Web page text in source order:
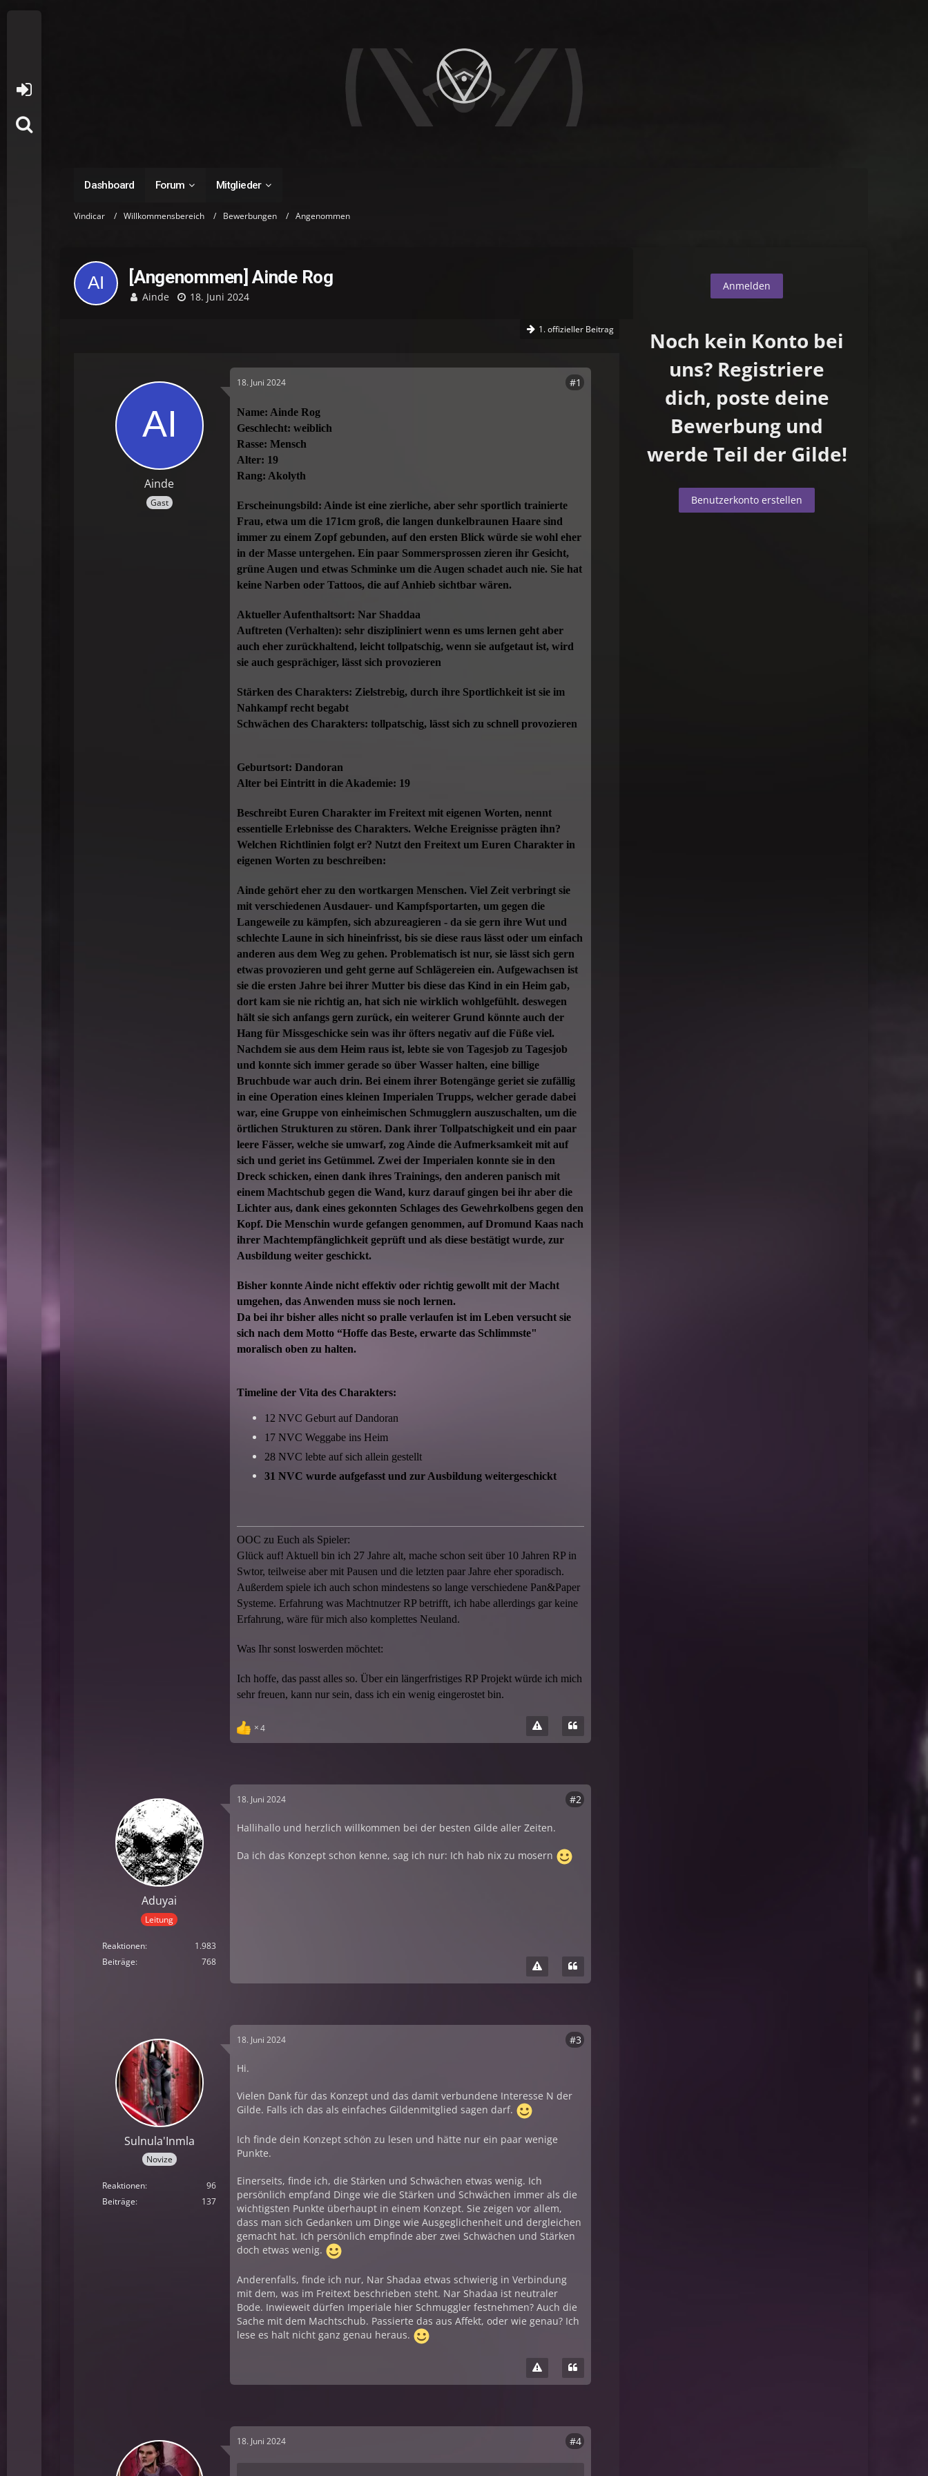
Dashboard Forum Mitglieder
Vindicar Willkommensbereich Bewerbungen Angenommen
[Angenommen] Ainde Rog
Ainde 18. Juni 2024
1. offizieller Beitrag
Ainde
Gast
18. Juni 2024 #1
Name: Ainde Rog
Geschlecht: weiblich
Rasse: Mensch
Alter: 19
Rang: Akolyth
Erscheinungsbild: Ainde ist eine zierliche, aber sehr sportlich trainierte
Frau, etwa um die 171cm groß, die langen dunkelbraunen Haare sind
immer zu einem Zopf gebunden, auf den ersten Blick würde sie wohl eher
in der Masse untergehen. Ein paar Sommersprossen zieren ihr Gesicht,
grüne Augen und etwas Schminke um die Augen schadet auch nie. Sie hat
keine Narben oder Tattoos, die auf Anhieb sichtbar wären.
Aktueller Aufenthaltsort: Nar Shaddaa
Auftreten (Verhalten): sehr diszipliniert wenn es ums lernen geht aber
auch eher zurückhaltend, leicht tollpatschig, wenn sie aufgetaut ist, wird
sie auch gesprächiger, lässt sich provozieren
Stärken des Charakters: Zielstrebig, durch ihre Sportlichkeit ist sie im
Nahkampf recht begabt
Schwächen des Charakters: tollpatschig, lässt sich zu schnell provozieren
Geburtsort: Dandoran
Alter bei Eintritt in die Akademie: 19
Beschreibt Euren Charakter im Freitext mit eigenen Worten, nennt
essentielle Erlebnisse des Charakters. Welche Ereignisse prägten ihn?
Welchen Richtlinien folgt er? Nutzt den Freitext um Euren Charakter in
eigenen Worten zu beschreiben:
Ainde gehört eher zu den wortkargen Menschen. Viel Zeit verbringt sie
mit verschiedenen Ausdauer- und Kampfsportarten, um gegen die
Langeweile zu kämpfen, sich abzureagieren - da sie gern ihre Wut und
schlechte Laune in sich hineinfrisst, bis sie diese raus lässt oder um einfach
anderen aus dem Weg zu gehen. Problematisch ist nur, sie lässt sich gern
etwas provozieren und geht gerne auf Schlägereien ein. Aufgewachsen ist
sie die ersten Jahre bei ihrer Mutter bis diese das Kind in ein Heim gab,
dort kam sie nie richtig an, hat sich nie wirklich wohlgefühlt. deswegen
hält sie sich anfangs gern zurück, ein weiterer Grund könnte auch der
Hang für Missgeschicke sein was ihr öfters negativ auf die Füße viel.
Nachdem sie aus dem Heim raus ist, lebte sie von Tagesjob zu Tagesjob
und konnte sich immer gerade so über Wasser halten, eine billige
Bruchbude war auch drin. Bei einem ihrer Botengänge geriet sie zufällig
in eine Operation eines kleinen Imperialen Trupps, welcher gerade dabei
war, eine Gruppe von einheimischen Schmugglern auszuschalten, um die
örtlichen Strukturen zu stören. Dank ihrer Tollpatschigkeit und ein paar
leere Fässer, welche sie umwarf, zog Ainde die Aufmerksamkeit mit auf
sich und geriet ins Getümmel. Zwei der Imperialen konnte sie in den
Dreck schicken, einen dank ihres Trainings, den anderen panisch mit
einem Machtschub gegen die Wand, kurz darauf gingen bei ihr aber die
Lichter aus, dank eines gekonnten Schlages des Gewehrkolbens gegen den
Kopf. Die Menschin wurde gefangen genommen, auf Dromund Kaas nach
ihrer Machtempfänglichkeit geprüft und als diese bestätigt wurde, zur
Ausbildung weiter geschickt.
Bisher konnte Ainde nicht effektiv oder richtig gewollt mit der Macht
umgehen, das Anwenden muss sie noch lernen.
Da bei ihr bisher alles nicht so pralle verlaufen ist im Leben versucht sie
sich nach dem Motto “Hoffe das Beste, erwarte das Schlimmste"
moralisch oben zu halten.
Timeline der Vita des Charakters:
12 NVC Geburt auf Dandoran
17 NVC Weggabe ins Heim
28 NVC lebte auf sich allein gestellt
31 NVC wurde aufgefasst und zur Ausbildung weitergeschickt
OOC zu Euch als Spieler:
Glück auf! Aktuell bin ich 27 Jahre alt, mache schon seit über 10 Jahren RP in
Swtor, teilweise aber mit Pausen und die letzten paar Jahre eher sporadisch.
Außerdem spiele ich auch schon mindestens so lange verschiedene Pan&Paper
Systeme. Erfahrung was Machtnutzer RP betrifft, ich habe allerdings gar keine
Erfahrung, wäre für mich also komplettes Neuland.
Was Ihr sonst loswerden möchtet:
Ich hoffe, das passt alles so. Über ein längerfristiges RP Projekt würde ich mich
sehr freuen, kann nur sein, dass ich ein wenig eingerostet bin.
4
Aduyai
Leitung
Reaktionen
1.983
Beiträge
768
18. Juni 2024 #2
Hallihallo und herzlich willkommen bei der besten Gilde aller Zeiten.
Da ich das Konzept schon kenne, sag ich nur: Ich hab nix zu mosern
Sulnula'Inmla
Novize
Reaktionen
96
Beiträge
137
18. Juni 2024 #3
Hi.
Vielen Dank für das Konzept und das damit verbundene Interesse N der
Gilde. Falls ich das als einfaches Gildenmitglied sagen darf.
Ich finde dein Konzept schön zu lesen und hätte nur ein paar wenige
Punkte.
Einerseits, finde ich, die Stärken und Schwächen etwas wenig. Ich
persönlich empfand Dinge wie die Stärken und Schwächen immer als die
wichtigsten Punkte überhaupt in einem Konzept. Sie zeigen vor allem,
dass man sich Gedanken um Dinge wie Ausgeglichenheit und dergleichen
gemacht hat. Ich persönlich empfinde aber zwei Schwächen und Stärken
doch etwas wenig.
Anderenfalls, finde ich nur, Nar Shadaa etwas schwierig in Verbindung
mit dem, was im Freitext beschrieben steht. Nar Shadaa ist neutraler
Bode. Inwieweit dürfen Imperiale hier Schmuggler festnehmen? Auch die
Sache mit dem Machtschub. Passierte das aus Affekt, oder wie genau? Ich
lese es halt nicht ganz genau heraus.
18. Juni 2024 #4
Anmelden
Noch kein Konto bei
uns? Registriere
dich, poste deine
Bewerbung und
werde Teil der Gilde!
Benutzerkonto erstellen